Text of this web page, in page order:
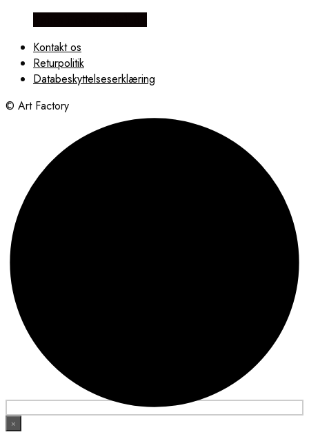
Kontakt os
Returpolitik
Databeskyttelseserklæring
© Art Factory
×